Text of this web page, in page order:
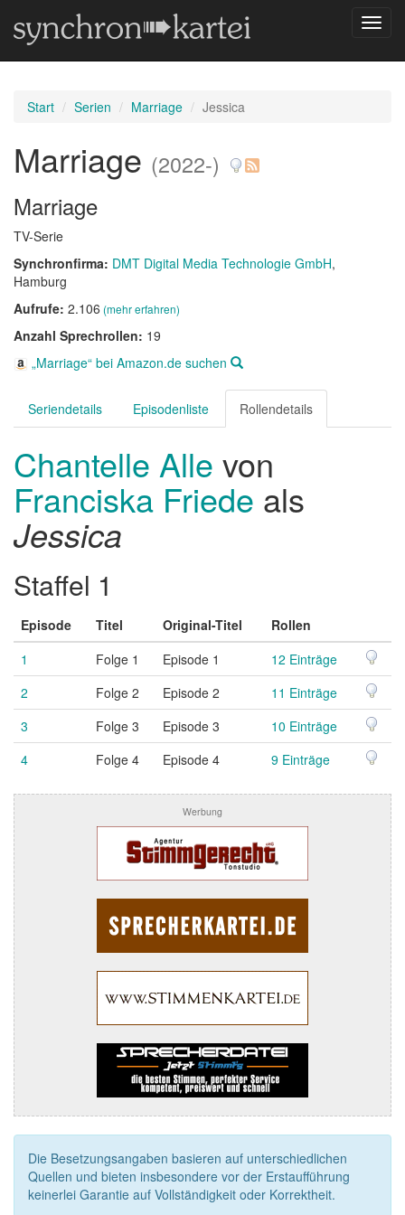
Start Serien Marriage Jessica
Marriage (2022-)
Marriage
TV-Serie
Synchronfirma: DMT Digital Media Technologie GmbH,
Hamburg
Aufrufe: 2.106 (mehr erfahren)
Anzahl Sprechrollen: 19
„Marriage“ bei Amazon.de suchen
Seriendetails Episodenliste Rollendetails
Chantelle Alle von
Franciska Friede als
Jessica
Staffel 1
Episode Titel Original-Titel
Rollen
1
Folge 1 Episode 1
12 Einträge
2
Folge 2 Episode 2
11 Einträge
3
Folge 3 Episode 3
10 Einträge
4
Folge 4 Episode 4 9 Einträge
Werbung
Die Besetzungsangaben basieren auf unterschiedlichen
Quellen und bieten insbesondere vor der Erstaufführung
keinerlei Garantie auf Vollständigkeit oder Korrektheit.